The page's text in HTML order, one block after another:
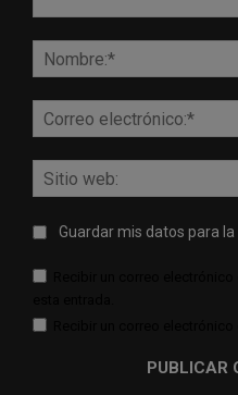
Guardar mis datos para